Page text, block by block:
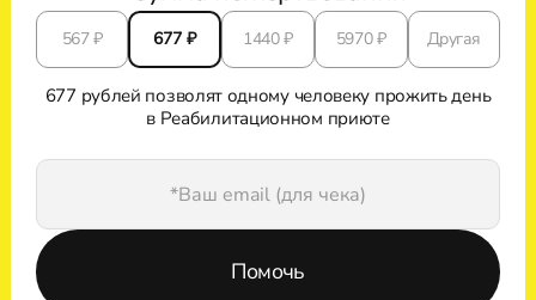
567₽ 677₽ 1440₽ 5970₽ Другая
677 рублей позволят одному человеку прожить день
в Реабилитационном приюте
Помочь